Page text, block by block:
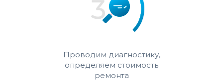
Проводим диагностику,
определяем стоимость
ремонта